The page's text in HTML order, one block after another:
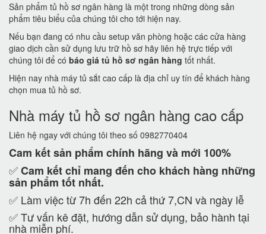
Sản phẩm tủ hồ sơ ngân hàng là một trong những dòng sản
phẩm tiêu biểu của chúng tôi cho tới hiện nay.
Nếu bạn đang có nhu cầu setup văn phòng hoặc các cửa hàng
giao dịch cần sử dụng lưu trữ hồ sơ hãy liên hệ trực tiếp với
chúng tôi để có báo giá tủ hồ sơ ngân hàng tốt nhất.
Hiện nay nhà máy tủ sắt cao cấp là địa chỉ uy tín để khách hàng
chọn mua tủ hồ sơ.
Nhà máy tủ hồ sơ ngân hàng cao cấp
Liên hệ ngay với chúng tôi theo số 0982770404
Cam kếtsản phẩm chính hãng và mới 100%
✅Cam kếtchỉ mang đến cho khách hàng những
sản phẩm tốt nhất.
✅ Làm việc từ 7h đến 22h cả thứ 7,CN và ngày lễ
✅ Tư vấn kê đặt, hướng dẫn sử dụng, bảo hành tại
nhà miễn phí.